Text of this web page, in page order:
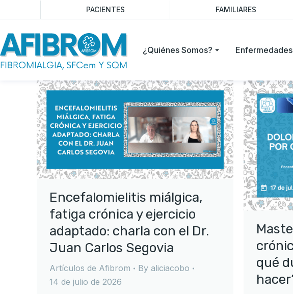
PACIENTES FAMILIARES
¿Quiénes Somos? Enfermedades
Encefalomielitis miálgica,
fatiga crónica y ejercicio
adaptado: charla con el Dr.
Juan Carlos Segovia
Artículos de Afibrom By aliciacobo
14 de julio de 2026
qué